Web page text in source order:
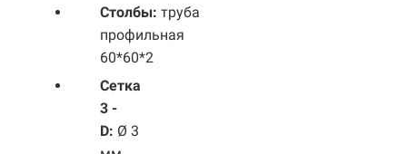
Столбы: труба
профильная
60*60*2
Сетка
3 -
D: Ø 3